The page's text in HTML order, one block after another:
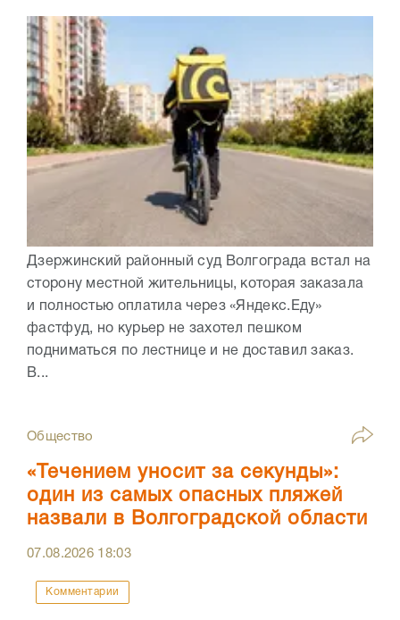
Дзержинский районный суд Волгограда встал на
сторону местной жительницы, которая заказала
и полностью оплатила через «Яндекс.Еду»
фастфуд, но курьер не захотел пешком
подниматься по лестнице и не доставил заказ.
В...
Общество
«Течением уносит за секунды»:
один из самых опасных пляжей
назвали в Волгоградской области
07.08.2026 18:03
Комментарии